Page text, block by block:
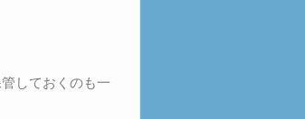
しておくのも一